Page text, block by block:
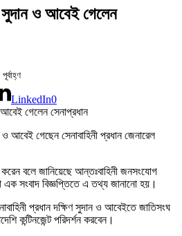
সুদান ও আবেই গেলেন
LinkedIn0
আবেই গেছেন সেনাবাহিনী প্রধান জেনারেল
বলে জানিয়েছে আন্তঃবাহিনী জনসংযোগ
সংবাদ বিজ্ঞপ্তিতে এ তথ্য জানানো হয়।
প্রধান দক্ষিণ সুদান ও আবেইতে জাতিসংঘ
কন্টিনজেন্ট পরিদর্শন করবেন।